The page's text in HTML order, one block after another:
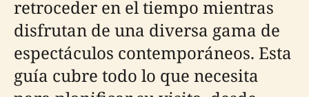
retroceder en el tiempo mientras
disfrutan de una diversa gama de
espectáculos contemporáneos. Esta
guía cubre todo lo que necesita